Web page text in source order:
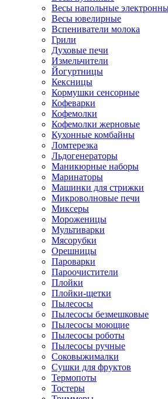
Весы напольные
Весы ювелирные
Вспениватели молока
Грили
Духовые печи
Измельчители
Йогуртницы
Кексницы
Кормушки сенсорные
Кофеварки
Кофемолки
Кофемолки жерновые
Кухонные комбайны
Ломтерезка
Льдогенераторы
Маникюрные наборы
Маринаторы
Машинки для стрижки
Микроволновые печи
Миксеры
Мороженицы
Мультиварки
Мясорубки
Орешницы
Пароварки
Пароочистители
Плойки
Плойки-щетки
Пылесосы
Пылесосы безмешковые
Пылесосы моющие
Пылесосы роботы
Пылесосы ручные
Соковыжималки
Сушки для фруктов
Термопоты
Тостеры